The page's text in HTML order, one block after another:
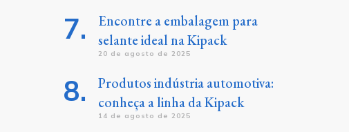
Encontre a embalagem para
selante ideal na Kipack
20 de agosto de 2025
Produtos indústria automotiva:
conheça a linha da Kipack
14 de agosto de 2025